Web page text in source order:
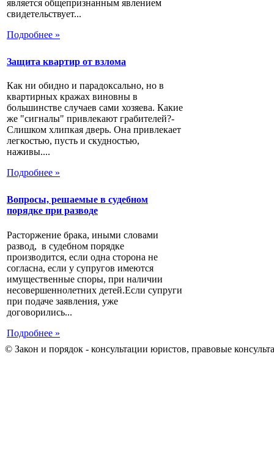
является общепризнанным явлением
свидетельствует...
Подробнее »
Защита квартир от взлома
Как ни обидно и парадоксально, но в
квартирных кражах виновны в
большинстве случаев сами хозяева. Какие
же "сигналы" привлекают грабителей?-
Слишком хлипкая дверь. Она привлекает
легкостью, пусть и скудностью,
наживы....
Подробнее »
Вопросы, решаемые в судебном
порядке при разводе
Расторжение брака, иными словами
развод, в судебном порядке
производится, если одна сторона не
согласна, если у супругов имеются
имущественные споры, при наличии
несовершеннолетних детей.Если супруги
при подаче заявления, уже
договорились...
Подробнее »
© Закон и порядок - консультации юристов, правовые